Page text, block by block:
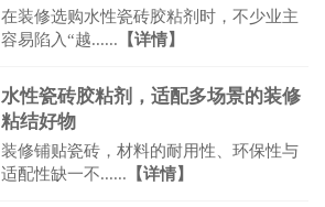
在装修选购水性瓷砖胶粘剂时，不少业主
容易陷入“越...... 【详情】
水性瓷砖胶粘剂，适配多场景的装修
粘结好物
装修铺贴瓷砖，材料的耐用性、环保性与
适配性缺一不...... 【详情】